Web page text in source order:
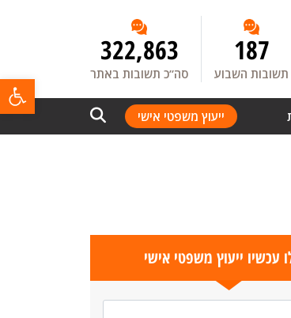
187
תשובות השבוע
322,863
סה”כ תשובות באתר
ייעוץ משפטי אישי
עכשיו ייעוץ משפטי אישי